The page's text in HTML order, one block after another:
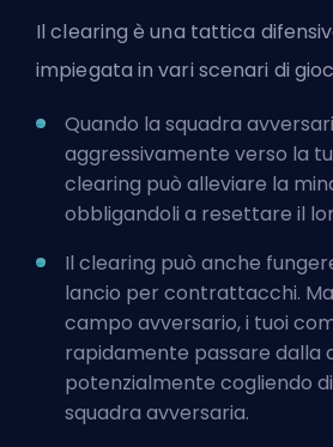
Il clearing è una tattica
impiegata in vari scenari di
Quando la squadra
aggressivamente verso la
clearing può alleviare la
obbligandoli a resettare il
Il clearing può anche
lancio per contrattacchi.
campo avversario, i tuoi
rapidamente passare dalla
potenzialmente cogliendo
squadra avversaria.